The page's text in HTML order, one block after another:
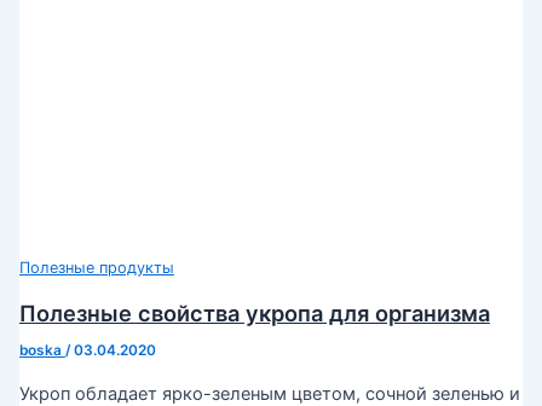
Полезные продукты
Полезные свойства укропа для организма
boska /03.04.2020
Укроп обладает ярко-зеленым цветом, сочной зеленью и